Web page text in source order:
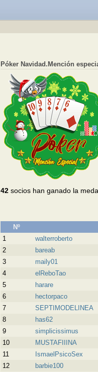
Póker Navidad.Mención
42socios han ganado la
Nº
1
walterroberto
2
bareab
3
maily01
4
elReboTao
5
harare
6
hectorpaco
7
SEPTIMODELINEA
8
has62
9
simplicissimus
10
MUSTAFIIINA
11
IsmaelPsicoSex
12
barbie100